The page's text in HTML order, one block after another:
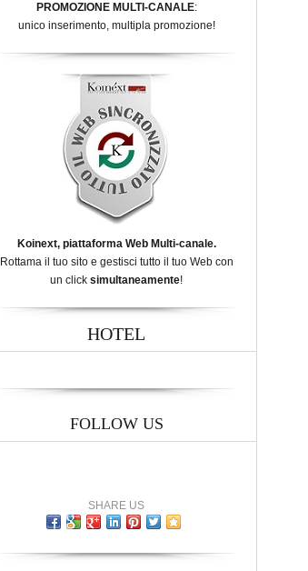
PROMOZIONE MULTI-CANALE:
unico inserimento, multipla promozione!
Koinext, piattaforma Web Multi-canale.
Rottama il tuo sito e gestisci tutto il tuo Web con
un click simultaneamente!
HOTEL
FOLLOW US
SHARE US